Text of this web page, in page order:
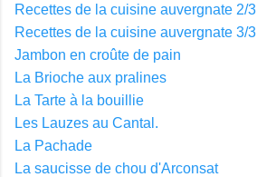
Recettes de la cuisine auvergnate 2/3
Recettes de la cuisine auvergnate 3/3
Jambon en croûte de pain
La Brioche aux pralines
La Tarte à la bouillie
Les Lauzes au Cantal.
La Pachade
La saucisse de chou d'Arconsat